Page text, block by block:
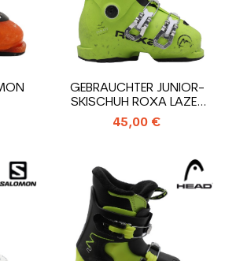
GEBRAUCHTER JUNIOR-
SKISCHUH ROXA LAZER
3_3 HAKEN
45,00 €